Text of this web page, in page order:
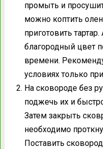
промыть и
можно коптить
приготовить
благородный цвет
времени.
условиях только
На сковороде без
поджечь их и
Затем закрыть
необходимо
Поставить